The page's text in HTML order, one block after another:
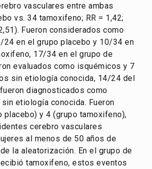
vasculares entre ambas
vs. 34 tamoxifeno; RR = 1,42;
Fueron considerados como
24 en el grupo placebo y 10/34 en
17/34 en el grupo de
evaluados como isquémicos y 7
sin etiología conocida, 14/24 del
diagnosticados como
etiología conocida. Fueron
placebo) y 4 (grupo tamoxifeno),
cerebro vasculares
al menos de 50 años de
la aleatorización. En el grupo de
tamoxifeno, estos eventos